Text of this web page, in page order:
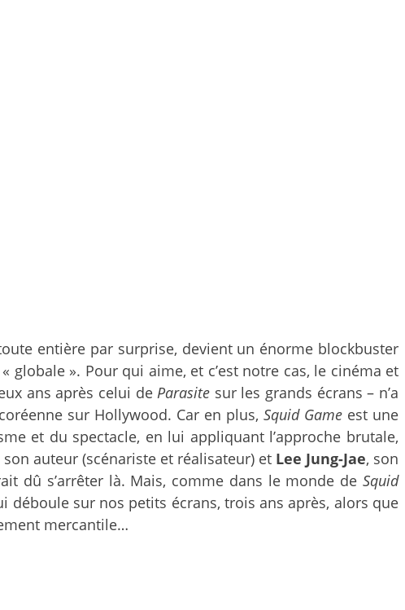
entière par surprise, devient un énorme blockbuster
». Pour qui aime, et c’est notre cas, le cinéma et
ans après celui deParasite sur les grands écrans – n’a
sur Hollywood. Car en plus, Squid Gameest une
et du spectacle, en lui appliquant l’approche brutale,
son auteur (scénariste et réalisateur) et Lee Jung-Jae, son
dû s’arrêter là. Mais, comme dans le monde de Squid
déboule sur nos petits écrans, trois ans après, alors que
mercantile…